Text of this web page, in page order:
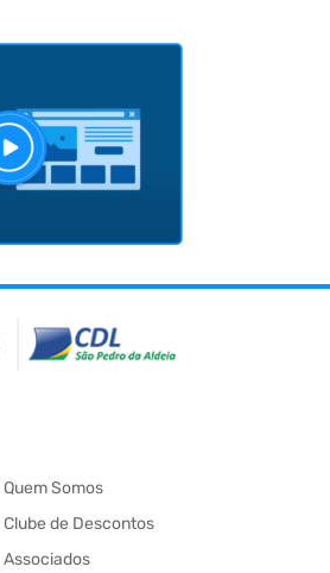
Quem Somos
Clube de Descontos
Associados